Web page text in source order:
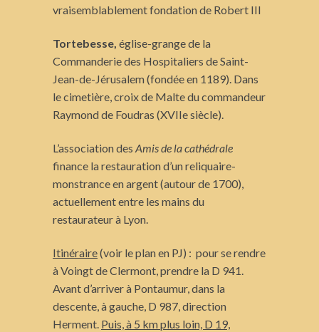
vraisemblablement fondation de Robert III
Tortebesse, église-grange de la
Commanderie des Hospitaliers de Saint-
Jean-de-Jérusalem (fondée en 1189). Dans
le cimetière, croix de Malte du commandeur
Raymond de Foudras (XVIIe siècle).
L’association des Amis de la cathédrale
finance la restauration d’un reliquaire-
monstrance en argent (autour de 1700),
actuellement entre les mains du
restaurateur à Lyon.
Itinéraire(voir le plan en PJ) : pour se rendre
à Voingt de Clermont, prendre la D 941.
Avant d’arriver à Pontaumur, dans la
descente, à gauche, D 987, direction
Herment. Puis, à 5 km plus loin, D 19,